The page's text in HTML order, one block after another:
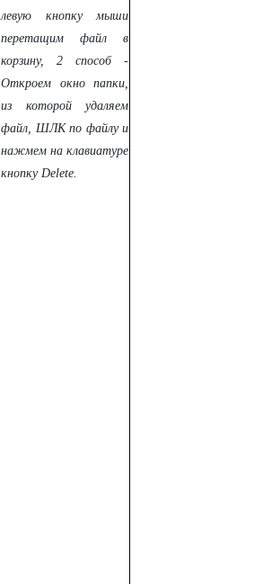
левую кнопку мыши
перетащим файл в
корзину, 2 способ -
Откроем окно папки,
из которой удаляем
файл, ШЛК по файлу и
нажмем на клавиатуре
кнопку Delete.